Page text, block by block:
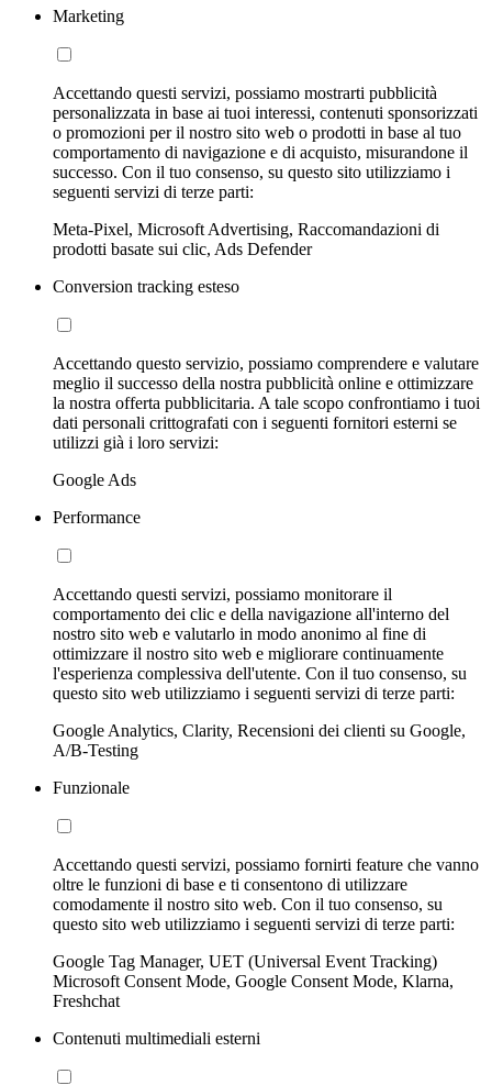
Marketing
Accettando questi servizi, possiamo mostrarti pubblicità
personalizzata in base ai tuoi interessi, contenuti sponsorizzati
o promozioni per il nostro sito web o prodotti in base al tuo
comportamento di navigazione e di acquisto, misurandone il
successo. Con il tuo consenso, su questo sito utilizziamo i
seguenti servizi di terze parti:
Meta-Pixel, Microsoft Advertising, Raccomandazioni di
prodotti basate sui clic, Ads Defender
Conversion tracking esteso
Accettando questo servizio, possiamo comprendere e valutare
meglio il successo della nostra pubblicità online e ottimizzare
la nostra offerta pubblicitaria. A tale scopo confrontiamo i tuoi
dati personali crittografati con i seguenti fornitori esterni se
utilizzi già i loro servizi:
Google Ads
Performance
Accettando questi servizi, possiamo monitorare il
comportamento dei clic e della navigazione all'interno del
nostro sito web e valutarlo in modo anonimo al fine di
ottimizzare il nostro sito web e migliorare continuamente
l'esperienza complessiva dell'utente. Con il tuo consenso, su
questo sito web utilizziamo i seguenti servizi di terze parti:
Google Analytics, Clarity, Recensioni dei clienti su Google,
A/B-Testing
Funzionale
Accettando questi servizi, possiamo fornirti feature che vanno
oltre le funzioni di base e ti consentono di utilizzare
comodamente il nostro sito web. Con il tuo consenso, su
questo sito web utilizziamo i seguenti servizi di terze parti:
Google Tag Manager, UET (Universal Event Tracking)
Microsoft Consent Mode, Google Consent Mode, Klarna,
Freshchat
Contenuti multimediali esterni